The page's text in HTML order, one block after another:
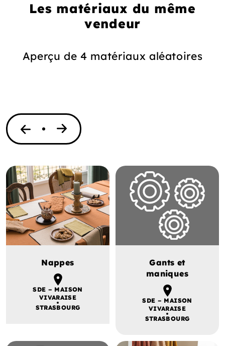
Les matériaux du même
vendeur
Aperçu de 4 matériaux aléatoires
Nappes
SDE – MAISON
VIVARAISE
STRASBOURG
Gants et
maniques
SDE – MAISON
VIVARAISE
STRASBOURG